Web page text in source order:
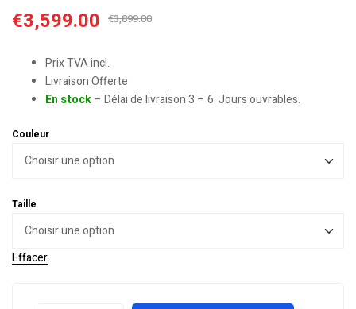
€3,899.00
€3,599.00
Prix TVA incl.
Livraison Offerte
En stock– Délai de livraison 3 – 6 Jours ouvrables.
Couleur
Taille
Effacer